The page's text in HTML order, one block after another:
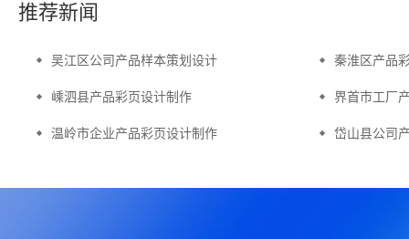
推荐新闻
吴江区公司产品样本策划设计 秦淮区产品
嵊泗县产品彩页设计制作 界首市工厂
温岭市企业产品彩页设计制作 岱山县公司